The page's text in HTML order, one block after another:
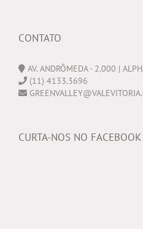
CONTATO
AV. ANDRÔMEDA - 2.000 |
(11) 4133.3696
CURTA-NOS NO FACEBOOK